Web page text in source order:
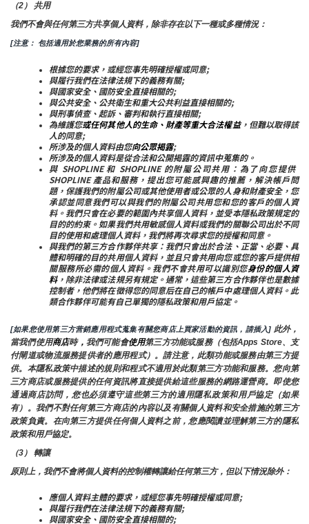
（2） 共用
我們不會與任何第三方共享個人資料，除非存在以下一種或多種情況：
[注意： 包括適用於您業務的所有內容]
根據您的要求，或經您事先明確授權或同意;
與履行我們在法律法規下的義務有關;
與國家安全、國防安全直接相關的;
與公共安全、公共衛生和重大公共利益直接相關的;
與刑事偵查、起訴、審判和執行直接相關;
為維護您或任何其他人的生命、財產等重大合法權益，但難以取得該
人的同意;
所涉及的個人資料由您向公眾揭露;
所涉及的個人資料是從合法和公開揭露的資訊中蒐集的。
與 SHOPLINE 和 SHOPLINE 的附屬公司共用：為了向您提供
SHOPLINE 產品和服務，提出您可能感興趣的推薦，解決帳戶問
題，保護我們的附屬公司或其他使用者或公眾的人身和財產安全，您
承認並同意我們可以與我們的附屬公司共用您和您的客戶的個人資
料。我們只會在必要的範圍內共享個人資料，並受本隱私政策規定的
目的的約束。如果我們共用敏感個人資料或我們的關聯公司出於不同
目的使用和處理個人資料，我們將再次尋求您的授權和同意。
與我們的第三方合作夥伴共享：我們只會出於合法、正當、必要、具
體和明確的目的共用個人資料，並且只會共用向您或您的客戶提供相
關服務所必需的個人資料。我們不會共用可以識別您身份的個人資
料，除非法律或法規另有規定。通常，這些第三方合作夥伴也是數據
控制者，他們將在徵得您的同意后在自己的帳戶中處理個人資料。此
類合作夥伴可能有自己單獨的隱私政策和用戶協定。
[如果您使用第三方营銷應用程式蒐集有關您商店上買家活動的資訊，請插入] 此外，
當我們使用商店時， 我們可能會使用第三方功能或服務（包括Apps Store、支
付閘道或物流服務提供者的應用程式）。請注意，此類功能或服務由第三方提
供。本隱私政策中描述的規則和程式不適用於此類第三方功能和服務。您向第
三方商店或服務提供的任何資訊將直接提供給這些服務的網路運營商。即使您
通過商店訪問，您也必須遵守這些第三方的適用隱私政策和用戶協定（如果
有）。我們不對任何第三方商店的內容以及有關個人資料和安全措施的第三方
政策負責。在向第三方提供任何個人資料之前，您應閱讀並理解第三方的隱私
政策和用戶協定。
（3） 轉讓
原則上，我們不會將個人資料的控制權轉讓給任何第三方，但以下情況除外：
應個人資料主體的要求，或經您事先明確授權或同意;
與履行我們在法律法規下的義務有關;
與國家安全、國防安全直接相關的;